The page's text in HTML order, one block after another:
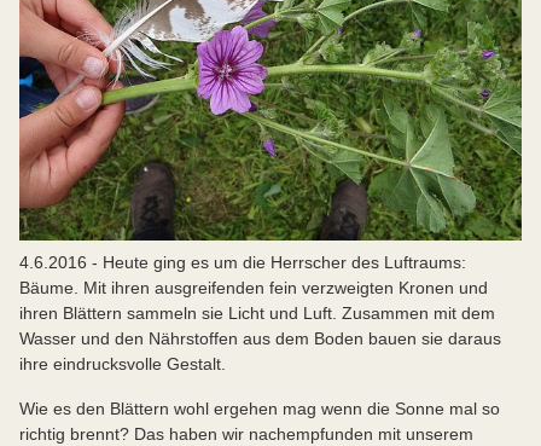
4.6.2016 - Heute ging es um die Herrscher des Luftraums:
Bäume. Mit ihren ausgreifenden fein verzweigten Kronen und
ihren Blättern sammeln sie Licht und Luft. Zusammen mit dem
Wasser und den Nährstoffen aus dem Boden bauen sie daraus
ihre eindrucksvolle Gestalt.
Wie es den Blättern wohl ergehen mag wenn die Sonne mal so
richtig brennt? Das haben wir nachempfunden mit unserem